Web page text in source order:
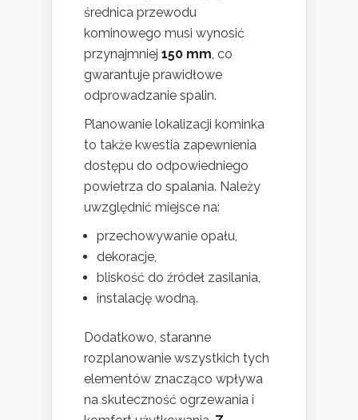
średnica przewodu
kominowego musi wynosić
przynajmniej 150 mm , co
gwarantuje prawidłowe
odprowadzanie spalin.
Planowanie lokalizacji kominka
to także kwestia zapewnienia
dostępu do odpowiedniego
powietrza do spalania. Należy
uwzględnić miejsce na:
przechowywanie opału,
dekoracje,
bliskość do źródeł zasilania,
instalację wodną.
Dodatkowo, staranne
rozplanowanie wszystkich tych
elementów znacząco wpływa
na skuteczność ogrzewania i